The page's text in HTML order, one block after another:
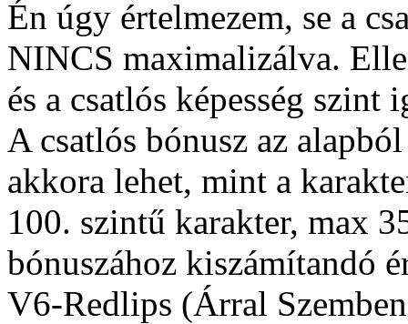
Én úgy értelmezem, se a
NINCS maximalizálva.
és a csatlós képesség szint
A csatlós bónusz az
akkora lehet, mint a
100. szintű karakter, max
bónuszához kiszámítandó
V6-Redlips (Árral